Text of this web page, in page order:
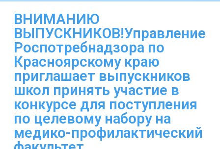
ВНИМАНИЮ
ВЫПУСКНИКОВ!Управление
Роспотребнадзора по
Красноярскому краю
приглашает выпускников
школ принять участие в
конкурсе для поступления
по целевому набору на
медико-профилактический